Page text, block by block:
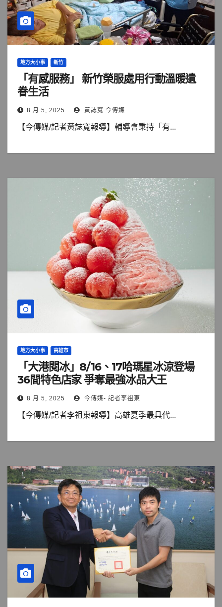
地方大小事 新竹
「有感服務」 新竹榮服處用行動溫暖遺
眷生活
8 月 5, 2025 黃誌寬 今傳媒
【今傳媒/記者黃誌寬報導】輔導會秉持「有...
地方大小事 高雄市
「大港閱冰」8/16、17哈瑪星冰涼登場
36間特色店家 爭奪最強冰品大王
8 月 5, 2025 今傳媒- 記者李祖東
【今傳媒/記者李祖東報導】高雄夏季最具代...